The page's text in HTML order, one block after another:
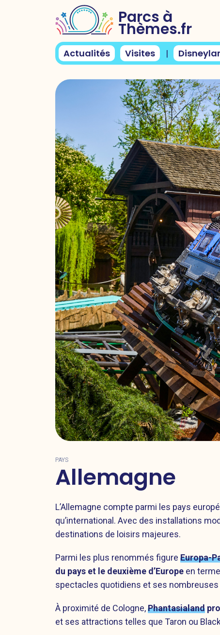
Parcs à
Thèmes.fr
Actualités Visites |
PAYS
Allemagne
L’Allemagne compte parmi les pays
qu’international. Avec des installations
destinations de loisirs majeures.
Parmi les plus renommés figure Europa-
du pays et le deuxième d’Europe en
spectacles quotidiens et ses
À proximité de Cologne,Phantasialand
et ses attractions telles que Taron ou